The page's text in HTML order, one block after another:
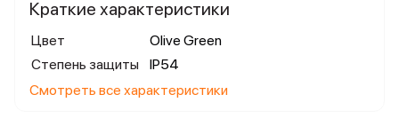
Краткие характеристики
Цвет
Olive Green
Степень защиты
IP54
Смотреть все характеристики